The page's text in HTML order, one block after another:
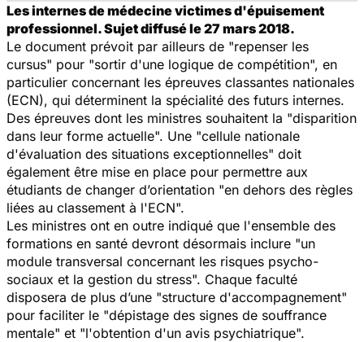
Les internes de médecine victimes d'épuisement
professionnel. Sujet diffusé le 27 mars 2018.
Le document prévoit par ailleurs de "repenser les
cursus" pour "sortir d'une logique de compétition", en
particulier concernant les épreuves classantes nationales
(ECN), qui déterminent la spécialité des futurs internes.
Des épreuves dont les ministres souhaitent la "disparition
dans leur forme actuelle". Une "cellule nationale
d'évaluation des situations exceptionnelles" doit
également être mise en place pour permettre aux
étudiants de changer d’orientation "en dehors des règles
liées au classement à l'ECN".
Les ministres ont en outre indiqué que l'ensemble des
formations en santé devront désormais inclure "un
module transversal concernant les risques psycho-
sociaux et la gestion du stress". Chaque faculté
disposera de plus d’une "structure d'accompagnement"
pour faciliter le "dépistage des signes de souffrance
mentale" et "l'obtention d'un avis psychiatrique".